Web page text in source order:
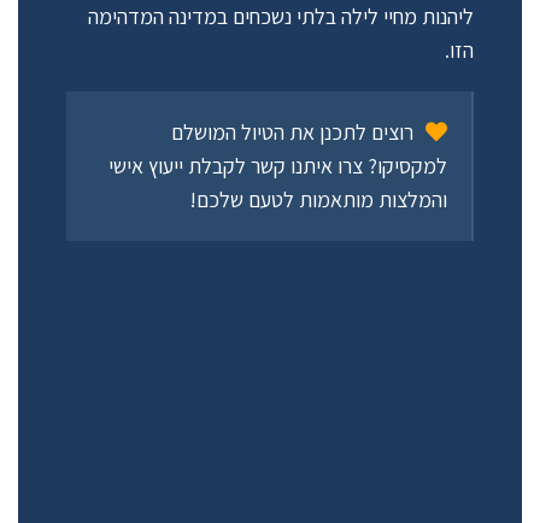
ליהנות מחיי לילה בלתי נשכחים במדינה המדהימה
הזו.
רוצים לתכנן את הטיול המושלם
למקסיקו? צרו איתנו קשר לקבלת ייעוץ אישי
והמלצות מותאמות לטעם שלכם!